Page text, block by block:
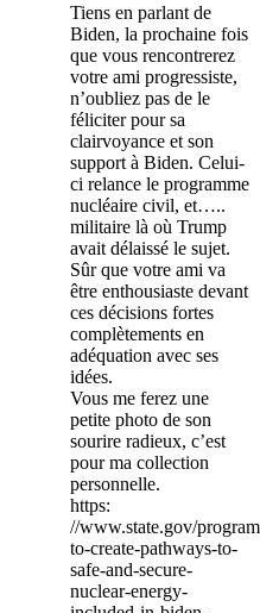
Tiens en parlant de
Biden, la prochaine fois
que vous rencontrerez
votre ami progressiste,
n’oubliez pas de le
féliciter pour sa
clairvoyance et son
support à Biden. Celui-
ci relance le programme
nucléaire civil, et…..
militaire là où Trump
avait délaissé le sujet.
Sûr que votre ami va
être enthousiaste devant
ces décisions fortes
complètements en
adéquation avec ses
idées.
Vous me ferez une
petite photo de son
sourire radieux, c’est
pour ma collection
personnelle.
https:
//www.state.gov/
to-create-pathways-to-
safe-and-secure-
nuclear-energy-